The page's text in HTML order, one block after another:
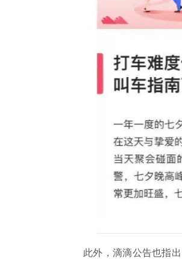
此外，滴滴公告也指